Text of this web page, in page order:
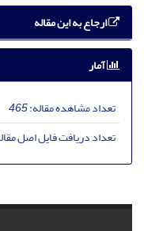
ارجاع به این مقاله
آمار
تعداد مشاهده مقاله:465
تعداد دریافت فایل اصل